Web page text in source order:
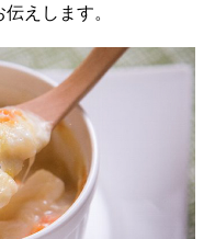
えします。